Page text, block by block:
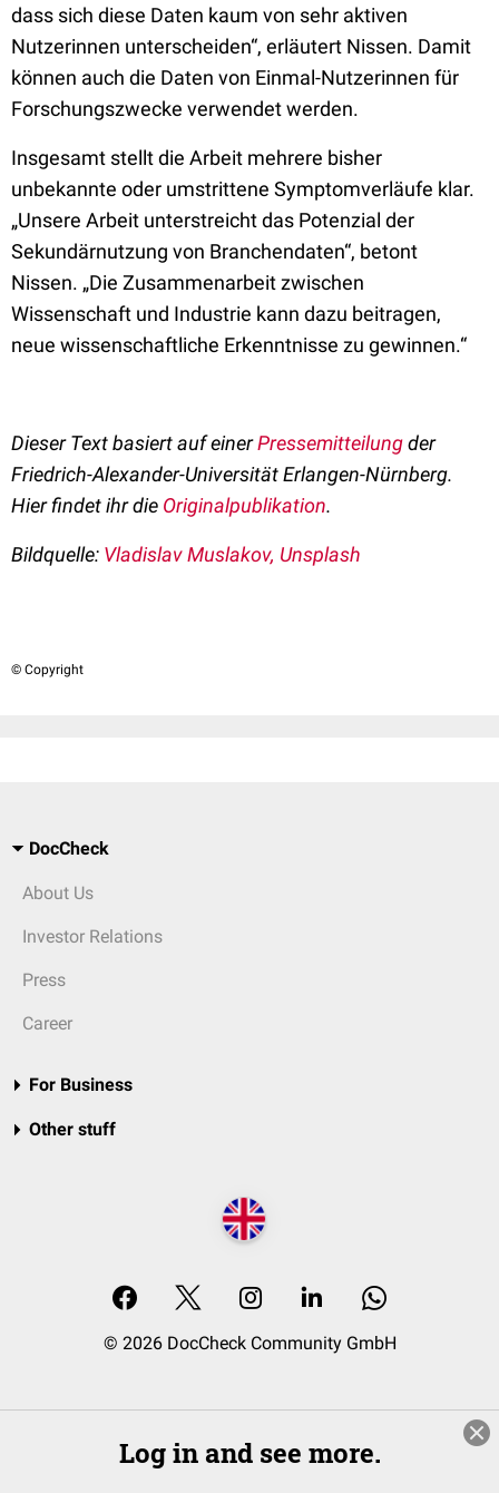
dass sich diese Daten kaum von sehr aktiven
Nutzerinnen unterscheiden“, erläutert Nissen. Damit
können auch die Daten von Einmal-Nutzerinnen für
Forschungszwecke verwendet werden.
Insgesamt stellt die Arbeit mehrere bisher
unbekannte oder umstrittene Symptomverläufe klar.
„Unsere Arbeit unterstreicht das Potenzial der
Sekundärnutzung von Branchendaten“, betont
Nissen. „Die Zusammenarbeit zwischen
Wissenschaft und Industrie kann dazu beitragen,
neue wissenschaftliche Erkenntnisse zu gewinnen.“
Dieser Text basiert auf einerPressemitteilungder
Friedrich-Alexander-Universität Erlangen-Nürnberg.
Hier findet ihr die Originalpublikation.
Bildquelle: Vladislav Muslakov, Unsplash
© Copyright
DocCheck
About Us
Investor Relations
Press
Career
For Business
Other stuff
© 2026 DocCheck Community GmbH
Log in and see more.